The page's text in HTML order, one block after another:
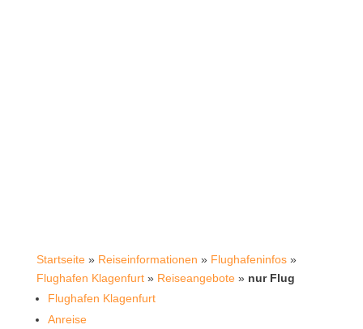
Startseite» Reiseinformationen » Flughafeninfos»
Flughafen Klagenfurt» Reiseangebote» nur Flug
Flughafen Klagenfurt
Anreise